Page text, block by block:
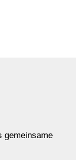
gemeinsame